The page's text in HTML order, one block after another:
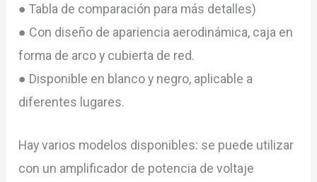
● Tabla de comparación para más detalles)
● Con diseño de apariencia aerodinámica, caja en
forma de arco y cubierta de red.
● Disponible en blanco y negro, aplicable a
diferentes lugares.
Hay varios modelos disponibles: se puede utilizar
con un amplificador de potencia de voltaje